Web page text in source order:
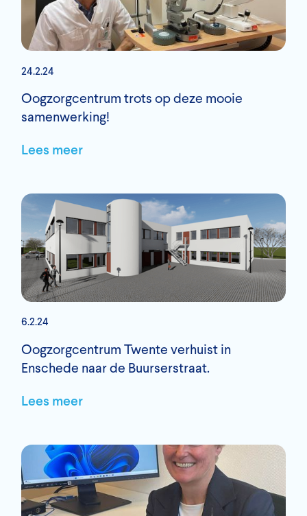
24.2.24
Oogzorgcentrum trots op deze mooie
samenwerking!
Lees meer
6.2.24
Oogzorgcentrum Twente verhuist in
Enschede naar de Buurserstraat.
Lees meer